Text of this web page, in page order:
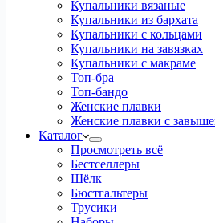
Купальники вязаные
Купальники из бархата
Купальники с кольцами
Купальники на завязках
Купальники с макраме
Топ-бра
Топ-бандо
Женские плавки
Женские плавки с
Каталог
Просмотреть всё
Бестселлеры
Шёлк
Бюстгальтеры
Трусики